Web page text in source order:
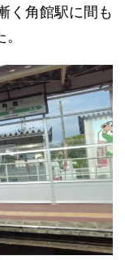
く角館駅に間も